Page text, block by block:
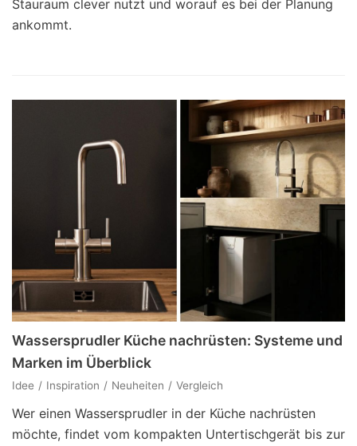
Stauraum clever nutzt und worauf es bei der Planung
ankommt.
Wassersprudler Küche nachrüsten: Systeme und
Marken im Überblick
Idee Inspiration Neuheiten Vergleich
Wer einen Wassersprudler in der Küche nachrüsten
möchte, findet vom kompakten Untertischgerät bis zur